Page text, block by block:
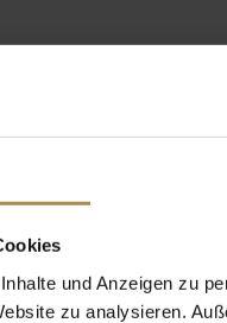
und Anzeigen zu
zu analysieren.